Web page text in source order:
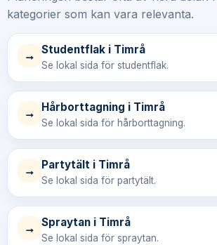
kategorier som kan vara relevanta.
→ Studentflak i Timrå
Se lokal sida för studentflak.
→ Hårborttagning i Timrå
Se lokal sida för hårborttagning.
→ Partytält i Timrå
Se lokal sida för partytält.
→ Spraytan i Timrå
Se lokal sida för spraytan.